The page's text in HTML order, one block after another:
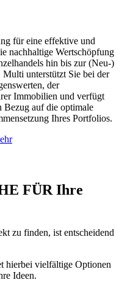
für eine effektive und
nachhaltige Wertschöpfung
hin bis zur (Neu-)
unterstützt Sie bei der
der
Immobilien und verfügt
Bezug auf die optimale
Ihres Portfolios.
FÜR Ihre
zu finden, ist entscheidend
hierbei vielfältige Optionen
Ideen.